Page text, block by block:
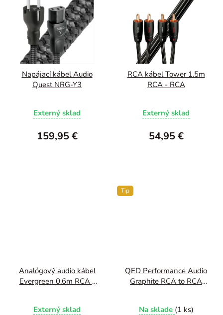
Napájací kábel Audio
Quest NRG-Y3
Externý sklad
159,95 €
RCA kábel Tower 1.5m
RCA - RCA
Externý sklad
54,95 €
Analógový audio kábel
Evergreen 0.6m RCA -
Externý sklad
Tip
QED Performance Audio
Graphite RCA to RCA
Na sklade (1 ks)